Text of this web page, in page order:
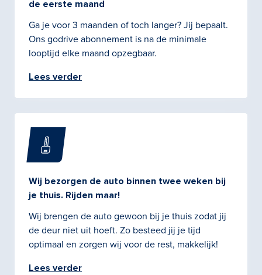
de eerste maand
Ga je voor 3 maanden of toch langer? Jij bepaalt.
Ons godrive abonnement is na de minimale
looptijd elke maand opzegbaar.
Lees verder
Wij bezorgen de auto binnen twee weken bij
je thuis. Rijden maar!
Wij brengen de auto gewoon bij je thuis zodat jij
de deur niet uit hoeft. Zo besteed jij je tijd
optimaal en zorgen wij voor de rest, makkelijk!
Lees verder